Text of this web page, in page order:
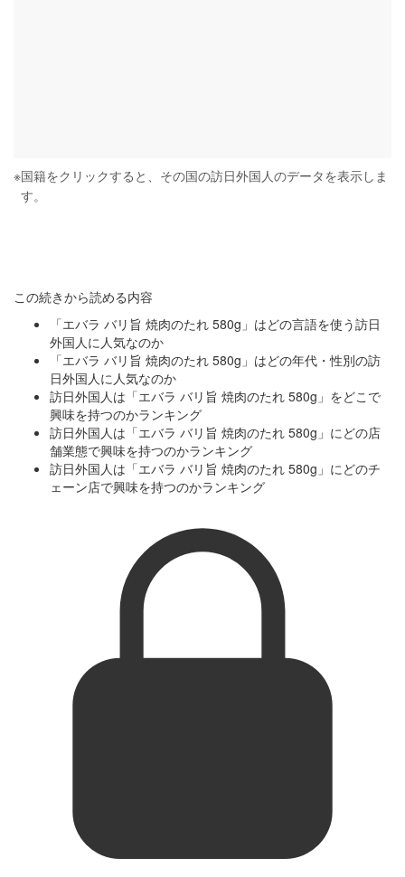
※国籍をクリックすると、その国の訪日外国人のデータを表示しま
す。
この続きから読める内容
「エバラ バリ旨 焼肉のたれ 580g」はどの言語を使う訪日
外国人に人気なのか
「エバラ バリ旨 焼肉のたれ 580g」はどの年代・性別の訪
日外国人に人気なのか
訪日外国人は「エバラ バリ旨 焼肉のたれ 580g」をどこで
興味を持つのかランキング
訪日外国人は「エバラ バリ旨 焼肉のたれ 580g」にどの店
舗業態で興味を持つのかランキング
訪日外国人は「エバラ バリ旨 焼肉のたれ 580g」にどのチ
ェーン店で興味を持つのかランキング